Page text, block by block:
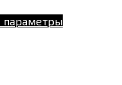
параметры